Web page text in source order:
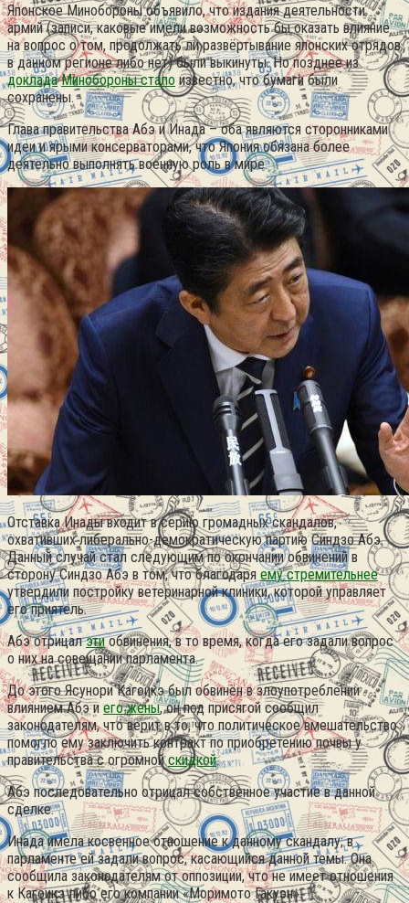
Японское Минобороны объявило, что издания деятельности
армий (записи, каковые имели возможность бы оказать влияние
на вопрос о том, продолжать ли развёртывание японских отрядов
в данном регионе либо нет) были выкинуты. Но позднее из
доклада Минобороны сталоизвестно, что бумаги были
сохранены.
Глава правительства Абэ и Инада – оба являются сторонниками
идеи и ярыми консерваторами, что Япония обязана более
деятельно выполнять военную роль в мире.
Отставка Инады входит в серию громадных скандалов,
охвативших либерально-демократическую партию Синдзо Абэ.
Данный случай стал следующим по окончании обвинений в
сторону Синдзо Абэ в том, что благодаря ему стремительнее
утвердили постройку ветеринарной клиники, которой управляет
его приятель.
Абэ отрицалэтиобвинения, в то время, когда его задали вопрос
о них на совещании парламента.
До этого Ясунори Кагоикэ был обвинён в злоупотреблении
влиянием Абэ и его жены, он под присягой сообщил
законодателям, что верит в то, что политическое вмешательство
помогло ему заключить контракт по приобретению почвы у
правительства с огромнойскидкой.
Абэ последовательно отрицал собственное участие в данной
сделке.
Инада имела косвенное отношение к данному скандалу; в
парламенте ей задали вопрос, касающийся данной темы. Она
сообщила законодателям от оппозиции, что не имеет отношения
к Кагоикэ либо его компании «Моримото Гакуэн».